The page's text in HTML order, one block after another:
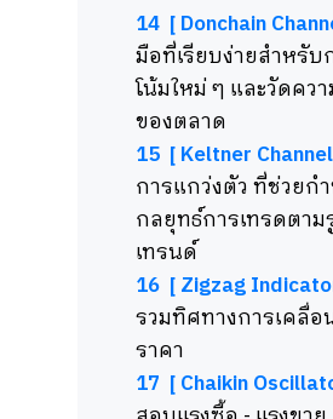
14 [ Donchain
มือที่เรียบง่ายสำหรับ
โน้มใหม่ ๆ และวัดคว
ของตลาด
15 [ Keltner
การแกว่งตัว ที่ช่วยก
กลยุทธ์การเทรดตา
เทรนด์
16 [ Zigzag
รวมทิศทางการเคลื่อ
ราคา
17 [ Chaikin